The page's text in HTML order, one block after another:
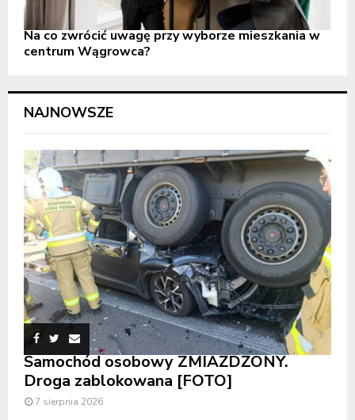
Na co zwrócić uwagę przy wyborze mieszkania w
centrum Wągrowca?
NAJNOWSZE
Samochód osobowy ZMIAŻDŻONY.
Droga zablokowana [FOTO]
7 sierpnia 2026